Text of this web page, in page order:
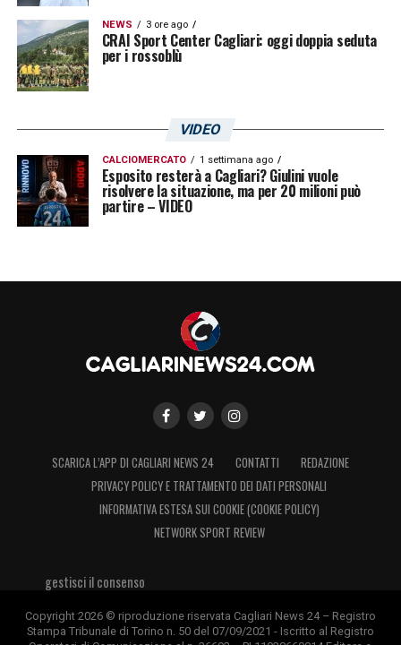
NEWS 3 ore ago
CRAI Sport Center Cagliari: oggi doppia seduta
per i rossoblù
VIDEO
CALCIOMERCATO 1 settimana ago
Esposito resterà a Cagliari? Giulini vuole
risolvere la situazione, ma per 20 milioni può
partire – VIDEO
SCARICA L’APP DI CAGLIARI NEWS 24 CONTATTI
REDAZIONE
PRIVACY POLICY E TRATTAMENTO DEI DATI PERSONALI
INFORMATIVA ESTESA SUI COOKIE (COOKIE POLICY)
NETWORK SPORT REVIEW
gestisci il consenso
Copyright 2026 © riproduzione riservata Cagliari News 24 – Registro
Stampa Tribunale di Torino n. 50 del 07/09/2021 - Iscritto al Registro